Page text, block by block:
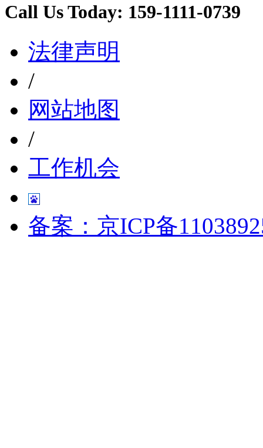
Call Us Today: 159-1111-0739
法律声明
/
网站地图
/
工作机会
备案：京ICP备